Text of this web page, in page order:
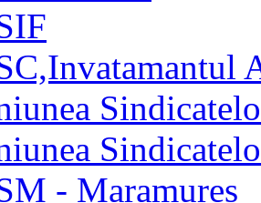
- Maramures